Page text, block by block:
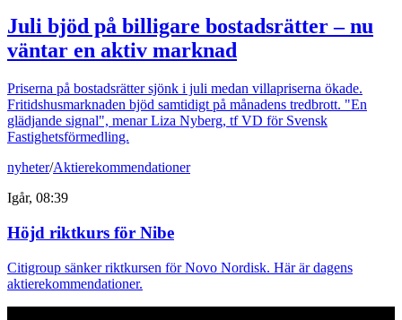
Juli bjöd på billigare bostadsrätter – nu
väntar en aktiv marknad
Priserna på bostadsrätter sjönk i juli medan villapriserna ökade.
Fritidshusmarknaden bjöd samtidigt på månadens tredbrott. "En
glädjande signal", menar Liza Nyberg, tf VD för Svensk
Fastighetsförmedling.
nyheter/Aktierekommendationer
Igår, 08:39
Höjd riktkurs för Nibe
Citigroup sänker riktkursen för Novo Nordisk. Här är dagens
aktierekommendationer.